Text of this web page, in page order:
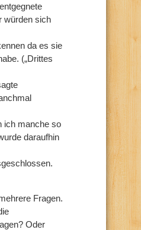
würden sich
da es sie
(„Drittes
ich manche so
daraufhin
Fragen.
Oder